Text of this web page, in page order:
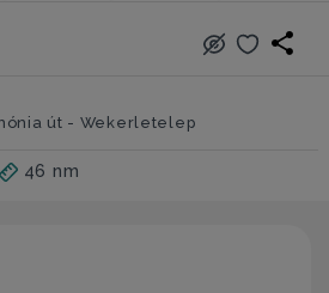
út - Wekerletelep
46 nm